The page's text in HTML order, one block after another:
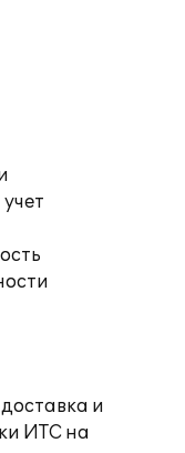
и
ИТС на